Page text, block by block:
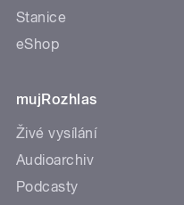
Stanice
eShop
mujRozhlas
Živé vysílání
Audioarchiv
Podcasty